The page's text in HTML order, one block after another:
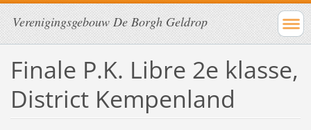
Verenigingsgebouw De Borgh Geldrop
Finale P.K. Libre 2e klasse,
District Kempenland